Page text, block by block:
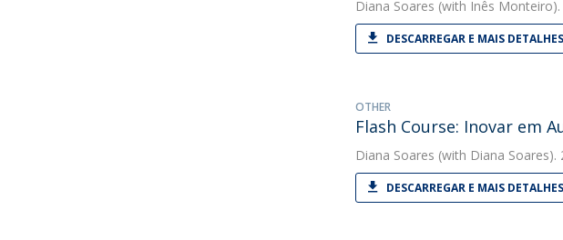
Diana Soares (with Inês
DESCARREGAR E MAIS DETALHES
OTHER
Flash Course: Inovar em
Diana Soares (with Diana Soares).
DESCARREGAR E MAIS DETALHES